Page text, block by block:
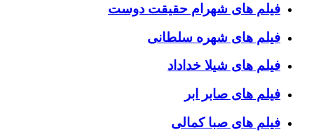
فیلم های شهرام حقیقت دوست
فیلم های شهره سلطانی
فیلم های شیلا خداداد
فیلم های صابر ابر
فیلم های صبا کمالی